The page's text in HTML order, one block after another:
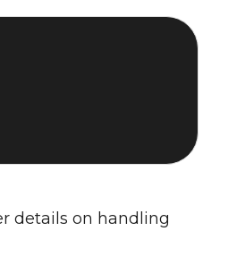
details on handling